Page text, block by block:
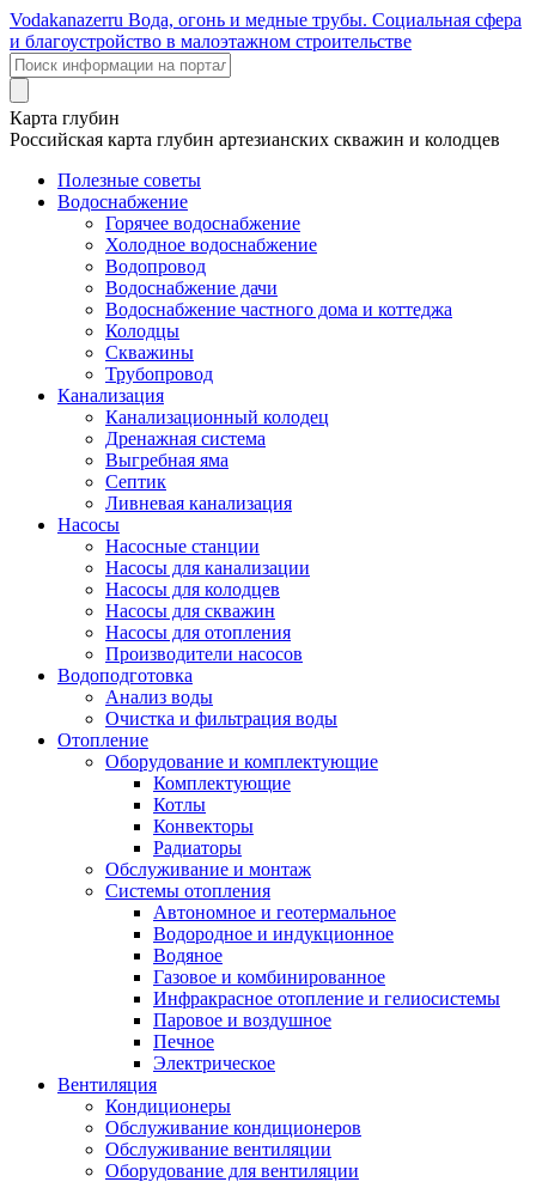
Vodakanazerru Вода, огонь и медные трубы. Социальная сфера
и благоустройство в малоэтажном строительстве
Карта глубин
Российская карта глубин артезианских скважин и колодцев
Полезные советы
Водоснабжение
Горячее водоснабжение
Холодное водоснабжение
Водопровод
Водоснабжение дачи
Водоснабжение частного дома и коттеджа
Колодцы
Скважины
Трубопровод
Канализация
Канализационный колодец
Дренажная система
Выгребная яма
Септик
Ливневая канализация
Насосы
Насосные станции
Насосы для канализации
Насосы для колодцев
Насосы для скважин
Насосы для отопления
Производители насосов
Водоподготовка
Анализ воды
Очистка и фильтрация воды
Отопление
Оборудование и комплектующие
Комплектующие
Котлы
Конвекторы
Радиаторы
Обслуживание и монтаж
Системы отопления
Автономное и геотермальное
Водородное и индукционное
Водяное
Газовое и комбинированное
Инфракрасное отопление и гелиосистемы
Паровое и воздушное
Печное
Электрическое
Вентиляция
Кондиционеры
Обслуживание кондиционеров
Обслуживание вентиляции
Оборудование для вентиляции